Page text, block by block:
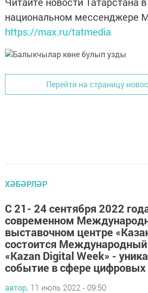
национальном мессенджере
https://max.ru/tatmedia
Перейти на страницу
ХӘБӘРЛӘР
С 21- 24 сентября 2022
современном
выставочном центре
состоится
«Kazan Digital Week» -
событие в сфере цифровых
автор, 11 июль 2022 - 09:50